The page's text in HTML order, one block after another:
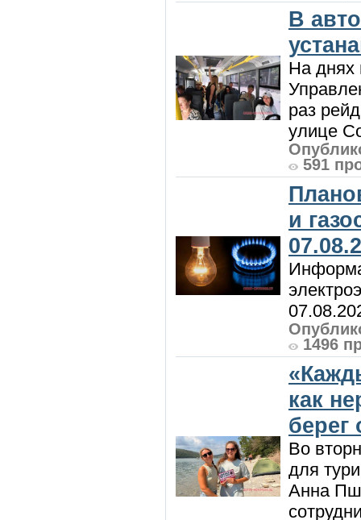
В
На днях
раз
улице
591
и
1496
как
берег
Во
для
Анна